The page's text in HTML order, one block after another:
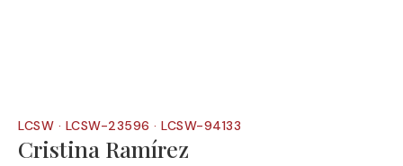
LCSW · LCSW-23596 · LCSW-94133
Cristina Ramírez